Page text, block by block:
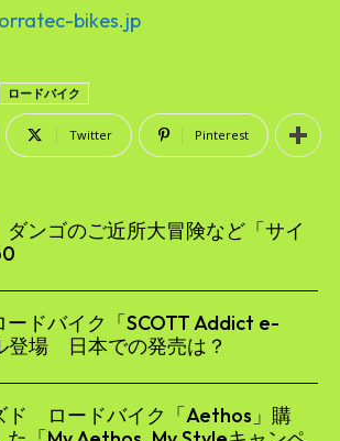
bikes.jp
ロードバイク
Twitter Pinterest
ダンゴのご近所大冒険など「サイ
ードバイク「SCOTT Addict e-
登場 日本での発売は？
ド ロードバイク「Aethos」購